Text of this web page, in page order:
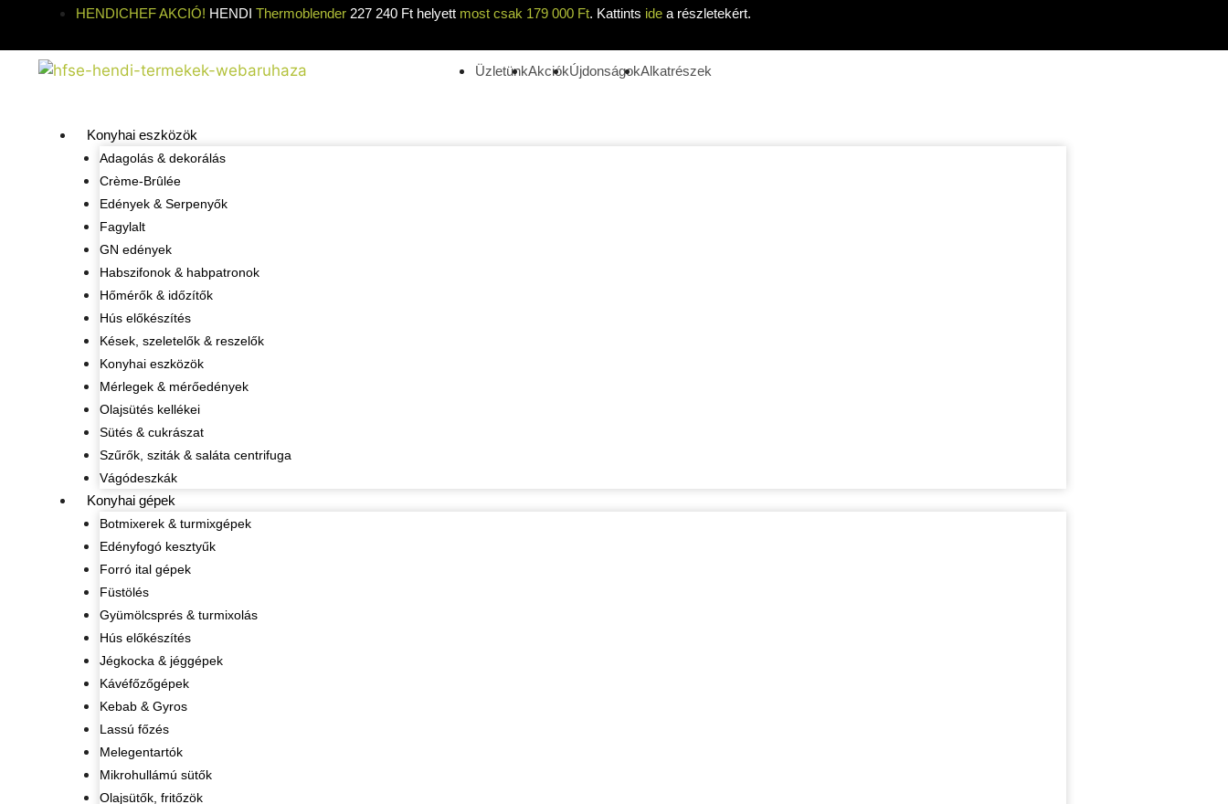
HENDICHEF AKCIÓ! HENDI Thermoblender 227 240 Ft helyett most csak 179 000 Ft. Kattints ide a részletekért.
ÜzletünkAkciókÚjdonságokAlkatrészek
Konyhai eszközök
Adagolás & dekorálás
Crème-Brûlée
Edények & Serpenyők
Fagylalt
GN edények
Habszifonok & habpatronok
Hőmérők & időzítők
Hús előkészítés
Kések, szeletelők & reszelők
Konyhai eszközök
Mérlegek & mérőedények
Olajsütés kellékei
Sütés & cukrászat
Szűrők, sziták & saláta centrifuga
Vágódeszkák
Konyhai gépek
Botmixerek & turmixgépek
Edényfogó kesztyűk
Forró ital gépek
Füstölés
Gyümölcsprés & turmixolás
Hús előkészítés
Jégkocka & jéggépek
Kávéfőzőgépek
Kebab & Gyros
Lassú főzés
Melegentartók
Mikrohullámú sütők
Olajsütők, fritőzök